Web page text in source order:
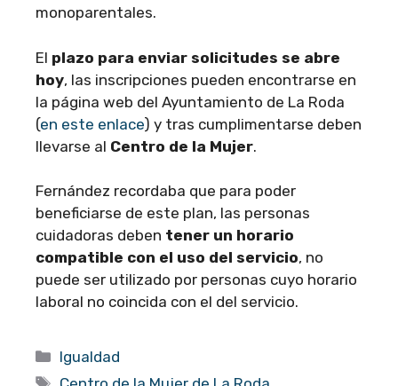
monoparentales.
El plazo para enviar solicitudes se abre
hoy, las inscripciones pueden encontrarse en
la página web del Ayuntamiento de La Roda
(en este enlace) y tras cumplimentarse deben
llevarse al Centro de la Mujer.
Fernández recordaba que para poder
beneficiarse de este plan, las personas
cuidadoras deben tener un horario
compatible con el uso del servicio, no
puede ser utilizado por personas cuyo horario
laboral no coincida con el del servicio.
Categorías
Igualdad
Etiquetas